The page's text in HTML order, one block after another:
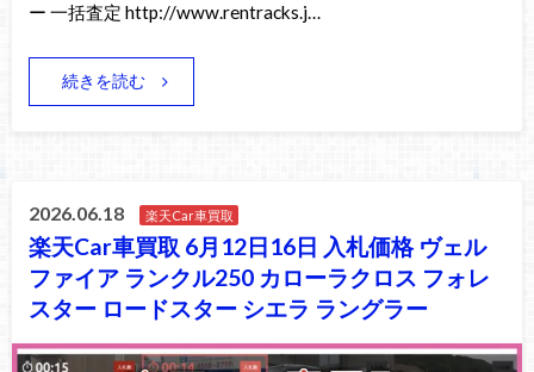
ー 一括査定 http://www.rentracks.j…
続きを読む
2026.06.18 楽天Car車買取
楽天Car車買取 6月12日16日 入札価格 ヴェル
ファイア ランクル250 カローラクロス フォレ
スター ロードスター シエラ ラングラー